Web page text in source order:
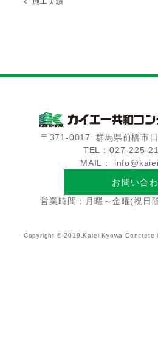
〒371-0017
群馬県前橋市
TEL：027-225-
MAIL：
お問い合
営業時間：月曜～金曜(祝日
Copyright © 2019.Kaiei Kyowa Concrete